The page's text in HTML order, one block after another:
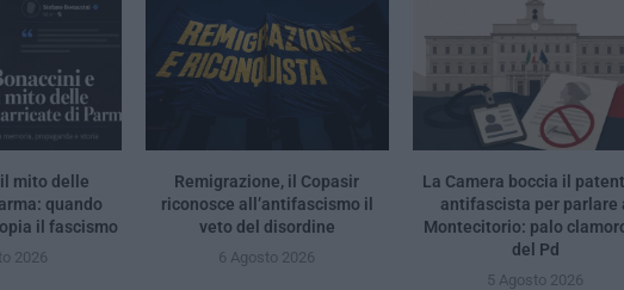
mito delle
quando
il fascismo
2026
Remigrazione, il Copasir
riconosce all’antifascismo il
veto del disordine
6 Agosto 2026
La Camera boccia il
antifascista per parlare
Montecitorio: palo
del Pd
5 Agosto 2026